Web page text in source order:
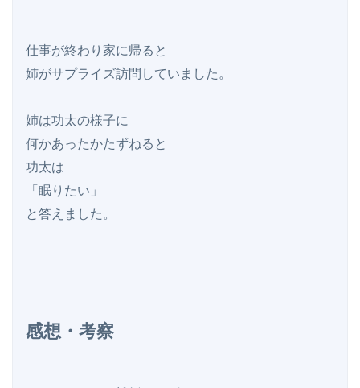
仕事が終わり家に帰ると
姉がサプライズ訪問していました。
姉は功太の様子に
何かあったかたずねると
功太は
「眠りたい」
と答えました。
感想・考察